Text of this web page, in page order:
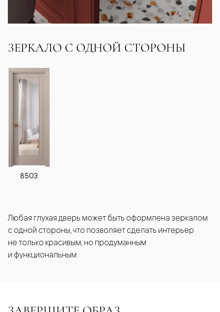
ЗЕРКАЛО С ОДНОЙ СТОРОНЫ
8503
Любая глухая дверь может быть оформлена зеркалом
с одной стороны, что позволяет сделать интерьер
не только красивым, но продуманным
и функциональным.